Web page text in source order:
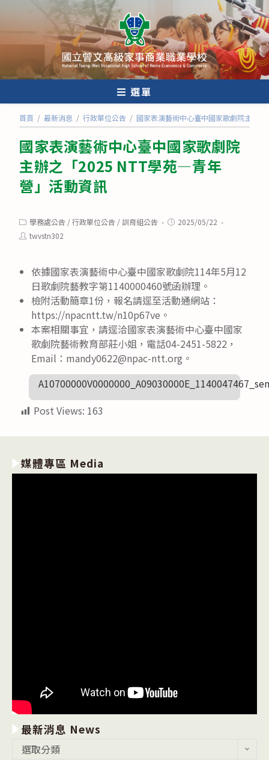
內
選單
首頁 / 最新消息 / 行政單位公告 / 國家表演藝術中心臺中國家歌劇院主辦
國家表演藝術中心臺中國家歌劇院
主辦之「2025 NTT學苑—青年
營」活動資訊
Post
category:
學務處公告 /行政單位公告 /訓育組公告
Post2025/05/22
Posttwvstn302
依據國家表演藝術中心臺中國家歌劇院114年5月12
日歌劇院藝教字第1140000460號函辦理。
檢附活動簡章1份，報名請逕至活動通網站：
https://npacntt.tw/n10p67ve。
本案相關事宜，請逕洽國家表演藝術中心臺中國家
歌劇院藝術教育部莊小姐，電話04-2451-5822，
Email：mandy0622@npac-ntt.org。
Post Views: 163
媒體專區 Media
最新消息 News
選取分類